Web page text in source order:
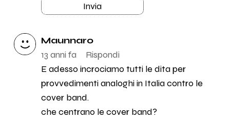
Invia
Maunnaro
13 anni fa
Rispondi
E adesso incrociamo tutti le dita per
provvedimenti analoghi in Italia contro le
cover band.
che centrano le cover band?